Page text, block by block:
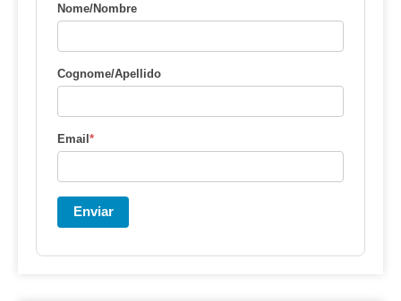
Nome/Nombre
Cognome/Apellido
Email*
Enviar